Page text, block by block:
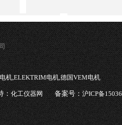
机,ELEKTRIM电机,德国VEM电机
：化工仪器网 备案号：沪ICP备